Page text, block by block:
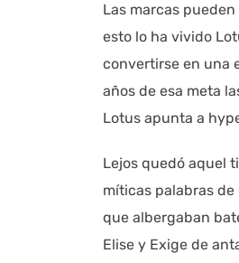
Las marcas
esto lo ha vivido
convertirse en una
años de esa meta
Lotus apunta a
Lejos quedó aquel
míticas palabras de
que albergaban
Elise y Exige de